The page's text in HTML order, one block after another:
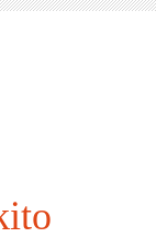
ito